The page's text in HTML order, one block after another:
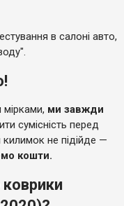
в салоні авто,
ми завжди
сумісність перед
не підійде —
кошти.